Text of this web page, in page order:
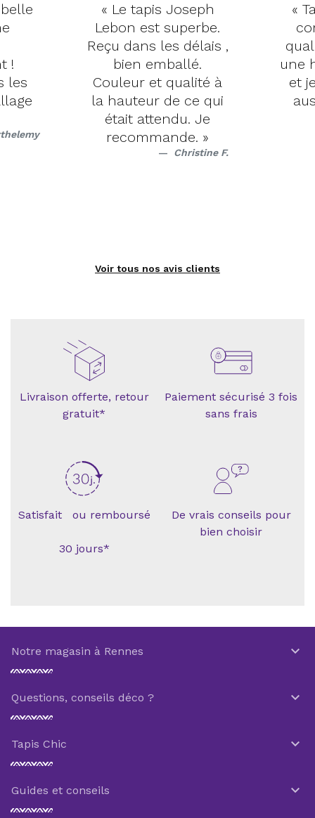
!
les
« Le tapis Joseph
Lebon est superbe.
Reçu dans les délais ,
bien emballé.
Couleur et qualité à
la hauteur de ce qui
était attendu. Je
recommande. »
Christine F.
«
une
et
Voir tous nos avis clients
Livraison offerte, retour
gratuit*
Paiement sécurisé 3 fois
sans frais
Satisfait ou remboursé
30 jours*
De vrais conseils pour
bien choisir
Notre magasin à Rennes 
Questions, conseils déco ? 
Tapis Chic 
Guides et conseils 